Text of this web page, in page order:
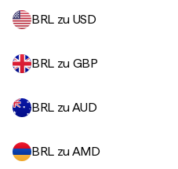
BRL zu USD
BRL zu GBP
BRL zu AUD
BRL zu AMD